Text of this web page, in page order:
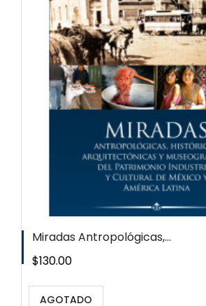
Miradas Antropológicas,...
Precio
$130.00
AGOTADO